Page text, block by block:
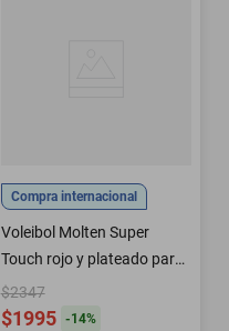
Compra internacional
Voleibol Molten Super
Touch rojo y plateado para
interiores aprobado por la
NFHS
$2347
$1995 -14%